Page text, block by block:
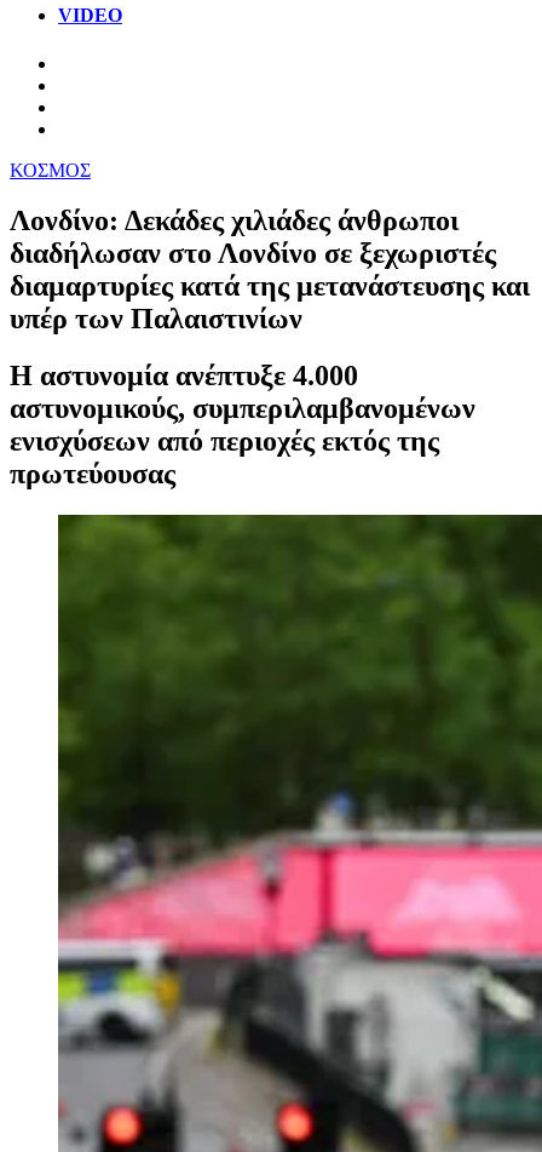
VIDEO
ΚΟΣΜΟΣ
Λονδίνο: Δεκάδες χιλιάδες άνθρωποι
διαδήλωσαν στο Λονδίνο σε ξεχωριστές
διαμαρτυρίες κατά της μετανάστευσης και
υπέρ των Παλαιστινίων
Η αστυνομία ανέπτυξε 4.000
αστυνομικούς, συμπεριλαμβανομένων
ενισχύσεων από περιοχές εκτός της
πρωτεύουσας